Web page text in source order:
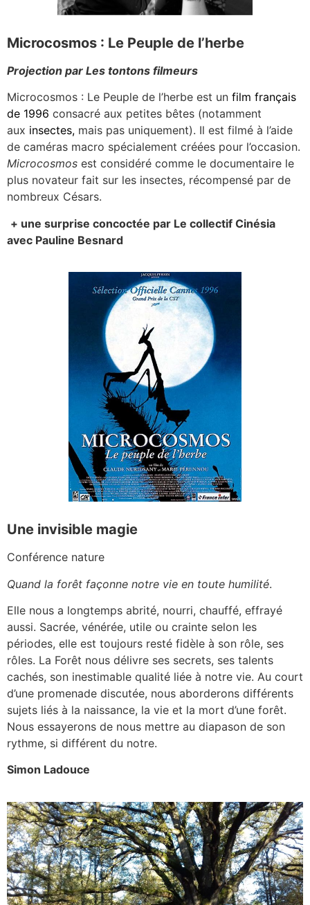
Microcosmos : Le Peuple de l’herbe
Projection par Les tontons filmeurs
Microcosmos : Le Peuple de l’herbe est un film français
de 1996 consacré aux petites bêtes (notamment
aux insectes, mais pas uniquement). Il est filmé à l’aide
de caméras macro spécialement créées pour l’occasion.
Microcosmos est considéré comme le documentaire le
plus novateur fait sur les insectes, récompensé par de
nombreux Césars.
+ une surprise concoctée par Le collectif Cinésia
avec Pauline Besnard
Une invisible magie
Conférence nature
Quand la forêt façonne notre vie en toute humilité.
Elle nous a longtemps abrité, nourri, chauffé, effrayé
aussi. Sacrée, vénérée, utile ou crainte selon les
périodes, elle est toujours resté fidèle à son rôle, ses
rôles. La Forêt nous délivre ses secrets, ses talents
cachés, son inestimable qualité liée à notre vie. Au court
d’une promenade discutée, nous aborderons différents
sujets liés à la naissance, la vie et la mort d’une forêt.
Nous essayerons de nous mettre au diapason de son
rythme, si différent du notre.
Simon Ladouce